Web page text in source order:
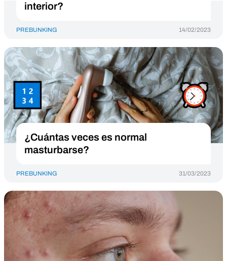
interior?
PREBUNKING 14/02/2023
¿Cuántas veces es normal
masturbarse?
PREBUNKING 31/03/2023